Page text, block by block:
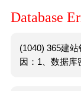
Database
(1040) 365建
因：1、数据库